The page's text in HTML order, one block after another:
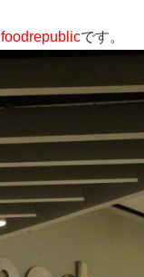
foodrepublicです。